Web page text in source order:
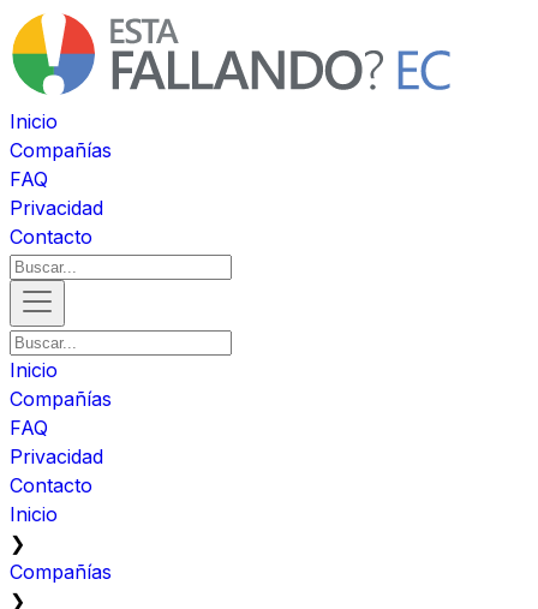
Inicio
Compañías
FAQ
Privacidad
Contacto
Inicio
Compañías
FAQ
Privacidad
Contacto
Inicio
❯
Compañías
❯